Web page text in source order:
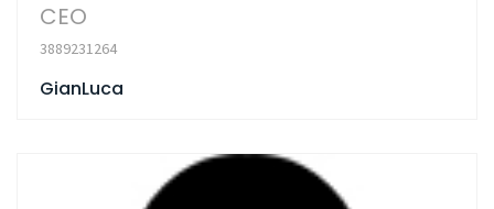
CEO
3889231264
GianLuca